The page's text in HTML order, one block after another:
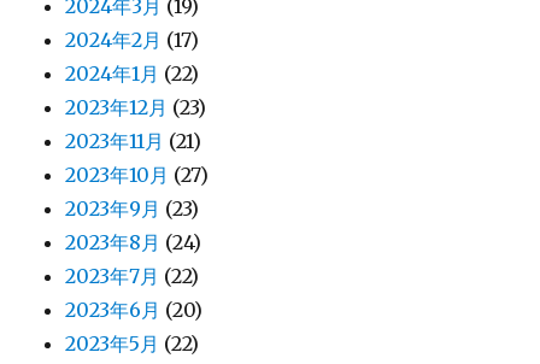
2024年3月 (19)
2024年2月 (17)
2024年1月 (22)
2023年12月 (23)
2023年11月 (21)
2023年10月 (27)
2023年9月 (23)
2023年8月 (24)
2023年7月 (22)
2023年6月 (20)
2023年5月 (22)